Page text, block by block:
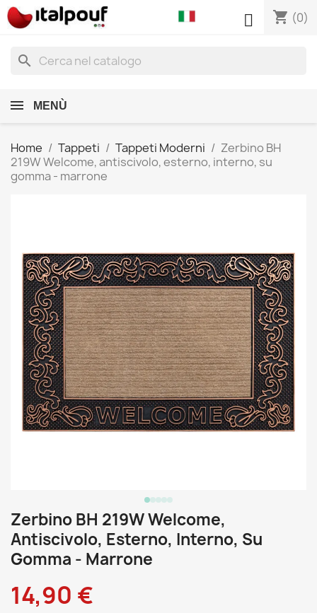
shopping_cart (0)

search
MENÙ
Home Tappeti Tappeti Moderni
Zerbino BH
219W Welcome, antiscivolo, esterno, interno, su
gomma - marrone
Zerbino BH 219W Welcome,
Antiscivolo, Esterno, Interno, Su
Gomma - Marrone
14,90 €